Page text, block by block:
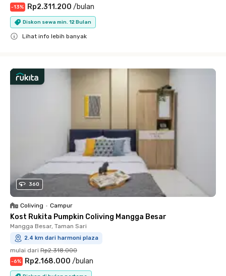
-13% Rp2.311.200 /bulan
Diskon sewa min. 12 Bulan
Lihat info lebih banyak
360
Coliving • Campur
Kost Rukita Pumpkin Coliving Mangga Besar
Mangga Besar, Taman Sari
2.4 km dari harmoni plaza
mulai dari Rp2.318.000
-6% Rp2.168.000 /bulan